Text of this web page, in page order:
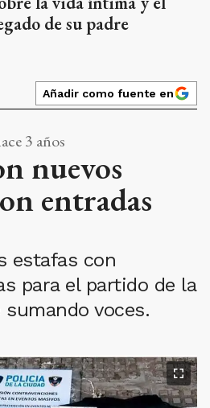
de su padre
Añadir como fuente en
3 años
nuevos
entradas
estafas con
para el partido de la
voces.